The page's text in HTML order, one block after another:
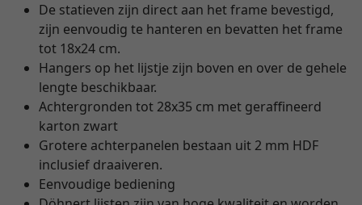
De statieven zijn direct aan het frame bevestigd,
zijn eenvoudig te hanteren en bevatten het frame
tot 18x24 cm.
Hangers op het lijstje zijn boven en over de gehele
lengte beschikbaar.
Achtergronden tot 28x35 cm met geraffineerd
karton zwart
Grotere achterpanelen bestaan uit 2 mm HDF
inclusief draaiveren.
Eenvoudige bediening